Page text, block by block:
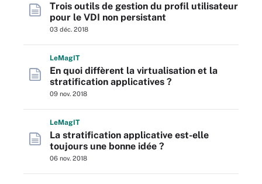
Trois outils de gestion du profil utilisateur
pour le VDI non persistant
03 déc. 2018
LeMagIT
En quoi diffèrent la virtualisation et la
stratification applicatives ?
09 nov. 2018
LeMagIT
La stratification applicative est-elle
toujours une bonne idée ?
06 nov. 2018